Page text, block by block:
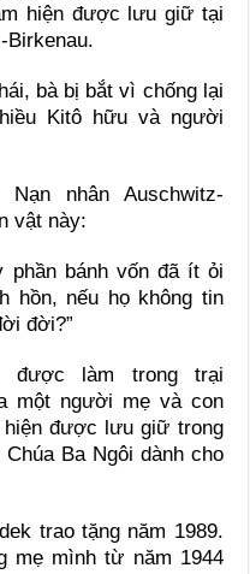
hiện được lưu giữ tại
Birkenau.
bà bị bắt vì chống lại
Kitô hữu và người
nhân Auschwitz-
vật này:
phần bánh vốn đã ít ỏi
hồn, nếu họ không tin
đời?”
được làm trong trại
một người mẹ và con
được lưu giữ trong
Ba Ngôi dành cho
trao tặng năm 1989.
mẹ mình từ năm 1944